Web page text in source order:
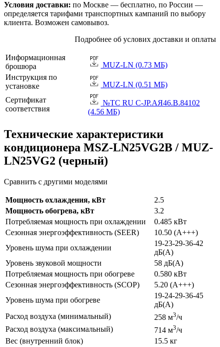
Условия доставки: по Москве — бесплатно, по России —
определяется тарифами транспортных кампаний по выбору
клиента. Возможен самовывоз.
Подробнее об услових доставки и оплаты
Информационная
брошюра
MUZ-LN (0.73 МБ)
Инструкция по
установке
MUZ-LN (0.51 МБ)
Сертификат
соответствия
№TC RU C-JP.АЯ46.B.84102
(4.56 МБ)
Технические характеристики
кондиционера MSZ-LN25VG2B / MUZ-
LN25VG2 (черный)
Сравнить с другими моделями
Мощность охлаждения, кВт
2.5
Мощность обогрева, кВт
3.2
Потребляемая мощность при охлаждении
0.485 кВт
Сезонная энергоэффективность (SEER)
10.50 (A+++)
Уровень шума при охлаждении
19-23-29-36-42
дБ(А)
Уровень звуковой мощности
58 дБ(А)
Потребляемая мощность при обогреве
0.580 кВт
Сезонная энергоэффективность (SCOP)
5.20 (A+++)
Уровень шума при обогреве
19-24-29-36-45
дБ(А)
Расход воздуха (минимальный)
258 м3/ч
Расход воздуха (максимальный)
714 м3/ч
Вес (внутренний блок)
15.5 кг